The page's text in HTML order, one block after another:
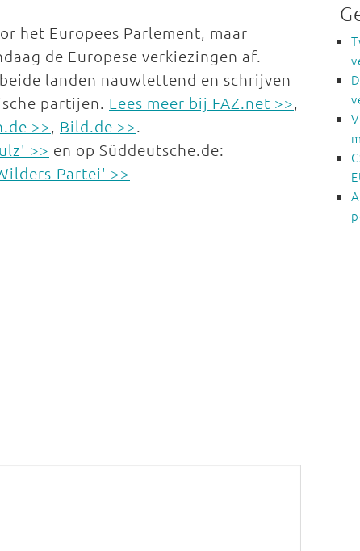
het Europees Parlement, maar
de Europese verkiezingen af.
landen nauwlettend en schrijven
partijen. Lees meer bij FAZ.net >>,
>>, Bild.de >>.
>> en op Süddeutsche.de:
Partei' >>